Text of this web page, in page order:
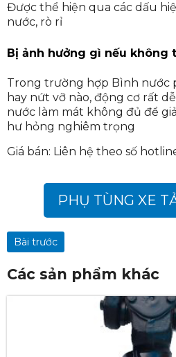
Được thể hiện qua các dấu
nước, rò rỉ
Bị ảnh hưởng gì nếu không
Trong trường hợp Bình nước
hay nứt vỡ nào, động cơ rất
nước làm mát không đủ để
hư hỏng nghiêm trọng
Giá bán: Liên hệ theo số
PHỤ TÙNG XE
Bài trước
Các sản phẩm khác